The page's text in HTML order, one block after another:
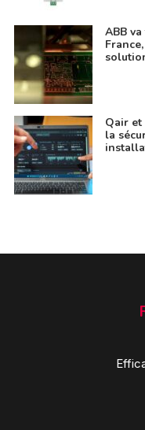
ABB
Qair et
la